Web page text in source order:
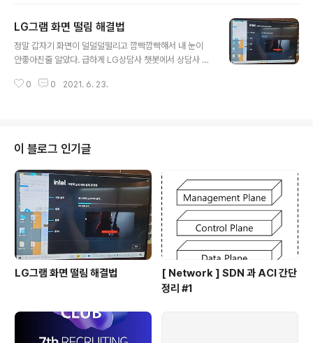
LG그램 화면 떨림 해결법
정말 갑자기 화면이 덜덜덜떨리고 깜빡깜빡해서 내 눈이
안좋아진줄 알았다. 급하게 LG상담사 챗봇에서 상담사 연
과 내 제품(LG그램 2020)이 호환이 안되어서 드라이버
oad/30522/Intel-Graphics-BETA-Windows-10-
DCH-Drivers?v=t 다운로드 인텔® 그래픽 - BETA Wi
ndows® 10 DCH 드라이버 인텔® 그래픽 - BETA Win
dows® 10 DCH 드라이버 downloadcenter.intel.co
m 나같은 ..
0 0 2021. 6. 23.
이 블로그 인기글
LG그램 화면 떨림 해결법
[ Network ] SDN 과 ACI 간단
정리 #1